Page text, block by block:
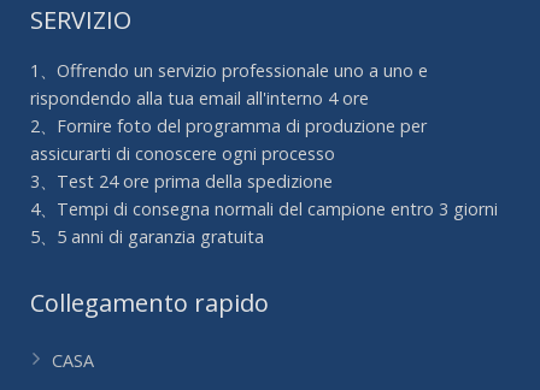
SERVIZIO
1、Offrendo un servizio professionale uno a uno e
rispondendo alla tua email all'interno 4 ore
2、Fornire foto del programma di produzione per
assicurarti di conoscere ogni processo
3、Test 24 ore prima della spedizione
4、Tempi di consegna normali del campione entro 3 giorni
5、5 anni di garanzia gratuita
Collegamento rapido
CASA